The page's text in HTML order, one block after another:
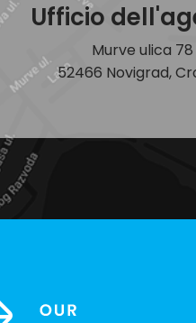
Ufficio
Murve ulica 78
52466 Novigrad,